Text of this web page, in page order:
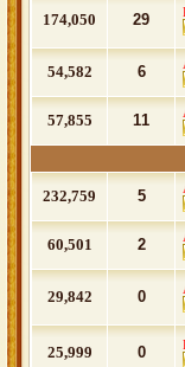
29
174,050
6
54,582
11
57,855
5
232,759
2
60,501
0
29,842
0
25,999